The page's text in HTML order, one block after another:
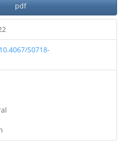
pdf
S0718-